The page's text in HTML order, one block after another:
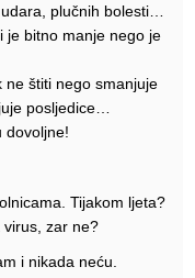
plučnih bolesti…
je bitno manje nego je
ne štiti nego smanjuje
posljedice…
dovoljne!
Tijakom ljeta?
zar ne?
i nikada neću.